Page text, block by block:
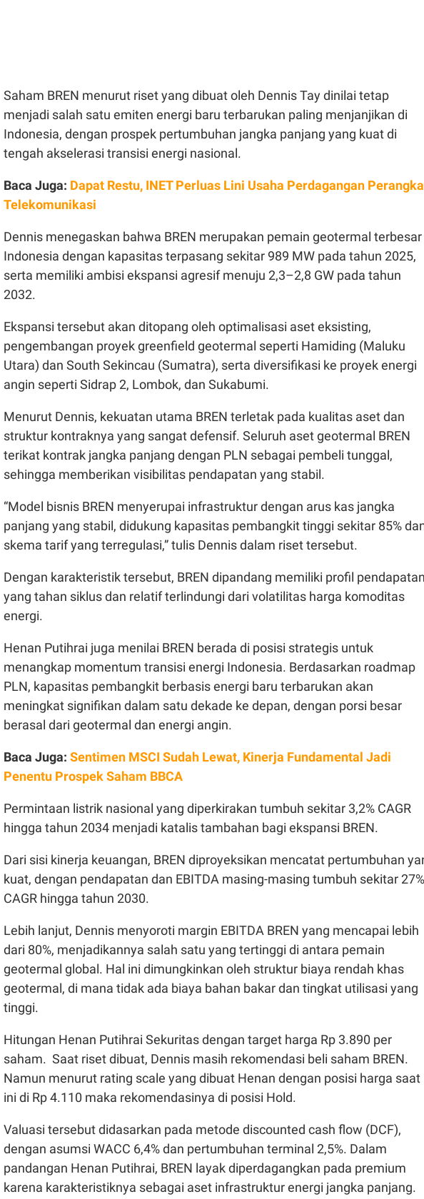
Saham BREN menurut riset yang dibuat oleh Dennis Tay dinilai tetap
menjadi salah satu emiten energi baru terbarukan paling menjanjikan di
Indonesia, dengan prospek pertumbuhan jangka panjang yang kuat di
tengah akselerasi transisi energi nasional.
Baca Juga: Dapat Restu, INET Perluas Lini Usaha Perdagangan
Telekomunikasi
Dennis menegaskan bahwa BREN merupakan pemain geotermal terbesar
Indonesia dengan kapasitas terpasang sekitar 989 MW pada tahun 2025,
serta memiliki ambisi ekspansi agresif menuju 2,3–2,8 GW pada tahun
2032.
Ekspansi tersebut akan ditopang oleh optimalisasi aset eksisting,
pengembangan proyek greenfield geotermal seperti Hamiding (Maluku
Utara) dan South Sekincau (Sumatra), serta diversifikasi ke proyek energi
angin seperti Sidrap 2, Lombok, dan Sukabumi.
Menurut Dennis, kekuatan utama BREN terletak pada kualitas aset dan
struktur kontraknya yang sangat defensif. Seluruh aset geotermal BREN
terikat kontrak jangka panjang dengan PLN sebagai pembeli tunggal,
sehingga memberikan visibilitas pendapatan yang stabil.
“Model bisnis BREN menyerupai infrastruktur dengan arus kas jangka
panjang yang stabil, didukung kapasitas pembangkit tinggi sekitar 85%
skema tarif yang terregulasi,” tulis Dennis dalam riset tersebut.
Dengan karakteristik tersebut, BREN dipandang memiliki profil pendapatan
yang tahan siklus dan relatif terlindungi dari volatilitas harga komoditas
energi.
Henan Putihrai juga menilai BREN berada di posisi strategis untuk
menangkap momentum transisi energi Indonesia. Berdasarkan roadmap
PLN, kapasitas pembangkit berbasis energi baru terbarukan akan
meningkat signifikan dalam satu dekade ke depan, dengan porsi besar
berasal dari geotermal dan energi angin.
Baca Juga: Sentimen MSCI Sudah Lewat, Kinerja Fundamental Jadi
Penentu Prospek Saham BBCA
Permintaan listrik nasional yang diperkirakan tumbuh sekitar 3,2% CAGR
hingga tahun 2034 menjadi katalis tambahan bagi ekspansi BREN.
Dari sisi kinerja keuangan, BREN diproyeksikan mencatat pertumbuhan
kuat, dengan pendapatan dan EBITDA masing-masing tumbuh sekitar 27%
CAGR hingga tahun 2030.
Lebih lanjut, Dennis menyoroti margin EBITDA BREN yang mencapai lebih
dari 80%, menjadikannya salah satu yang tertinggi di antara pemain
geotermal global. Hal ini dimungkinkan oleh struktur biaya rendah khas
geotermal, di mana tidak ada biaya bahan bakar dan tingkat utilisasi yang
tinggi.
Hitungan Henan Putihrai Sekuritas dengan target harga Rp 3.890 per
saham. Saat riset dibuat, Dennis masih rekomendasi beli saham BREN.
Namun menurut rating scale yang dibuat Henan dengan posisi harga saat
ini di Rp 4.110 maka rekomendasinya di posisi Hold.
Valuasi tersebut didasarkan pada metode discounted cash flow (DCF),
dengan asumsi WACC 6,4% dan pertumbuhan terminal 2,5%. Dalam
pandangan Henan Putihrai, BREN layak diperdagangkan pada premium
karena karakteristiknya sebagai aset infrastruktur energi jangka panjang.